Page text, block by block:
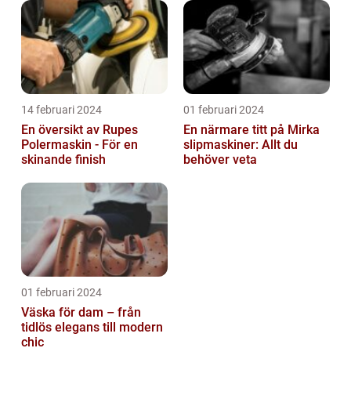
14 februari 2024
En översikt av Rupes
Polermaskin - För en
skinande finish
01 februari 2024
En närmare titt på Mirka
slipmaskiner: Allt du
behöver veta
01 februari 2024
Väska för dam – från
tidlös elegans till modern
chic